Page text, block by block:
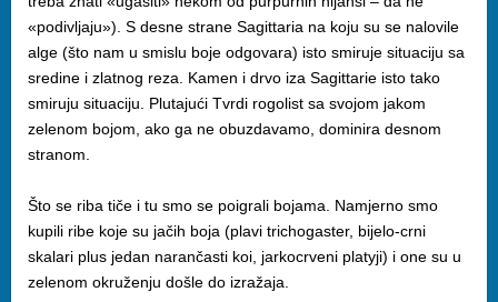
«podivljaju»). S desne strane Sagittaria na koju su se nalovile
alge (što nam u smislu boje odgovara) isto smiruje situaciju sa
sredine i zlatnog reza. Kamen i drvo iza Sagittarie isto tako
smiruju situaciju. Plutajući Tvrdi rogolist sa svojom jakom
zelenom bojom, ako ga ne obuzdavamo, dominira desnom
stranom.
Što se riba tiče i tu smo se poigrali bojama. Namjerno smo
kupili ribe koje su jačih boja (plavi trichogaster, bijelo-crni
skalari plus jedan narančasti koi, jarkocrveni platyji) i one su u
zelenom okruženju došle do izražaja.